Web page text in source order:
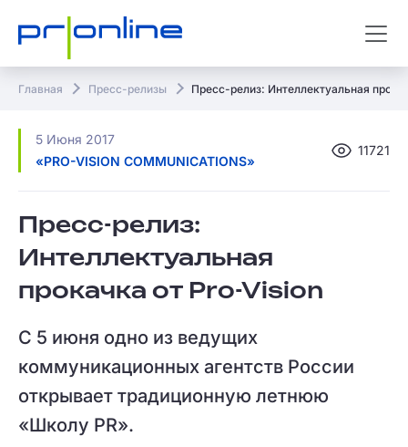
Главная Пресс-релизы Пресс-релиз: Интеллектуальная
5 Июня 2017
«PRO-VISION COMMUNICATIONS»
11721
Пресс-релиз:
Интеллектуальная
прокачка от Pro-Vision
С 5 июня одно из ведущих
коммуникационных агентств России
открывает традиционную летнюю
«Школу PR».